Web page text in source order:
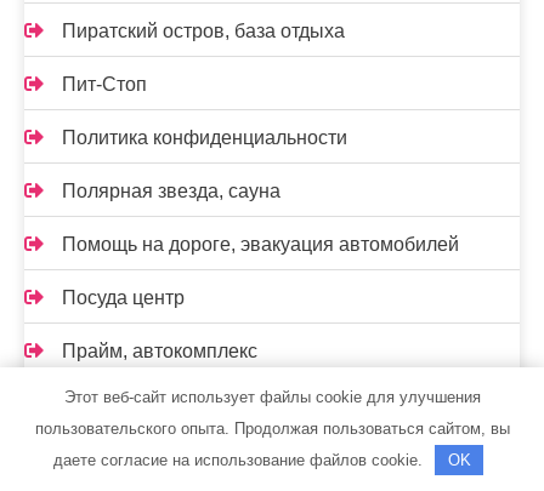
Пиратский остров, база отдыха
Пит-Стоп
Политика конфиденциальности
Полярная звезда, сауна
Помощь на дороге, эвакуация автомобилей
Посуда центр
Прайм, автокомплекс
Промхим
Пушкинский
Этот веб-сайт использует файлы cookie для улучшения
пользовательского опыта. Продолжая пользоваться сайтом, вы
даете согласие на использование файлов cookie.
OK